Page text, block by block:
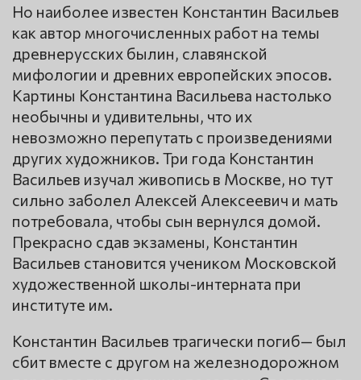
Но наиболее известен Константин Васильев
как автор многочисленных работ на темы
древнерусских былин, славянской
мифологии и древних европейских эпосов.
Картины Константина Васильева настолько
необычны и удивительны, что их
невозможно перепутать с произведениями
других художников. Три года Константин
Васильев изучал живопись в Москве, но тут
сильно заболел Алексей Алексеевич и мать
потребовала, чтобы сын вернулся домой.
Прекрасно сдав экзамены, Константин
Васильев становится учеником Московской
художественной школы-интерната при
институте им.
Константин Васильев трагически погиб— был
сбит вместе с другом на железнодорожном